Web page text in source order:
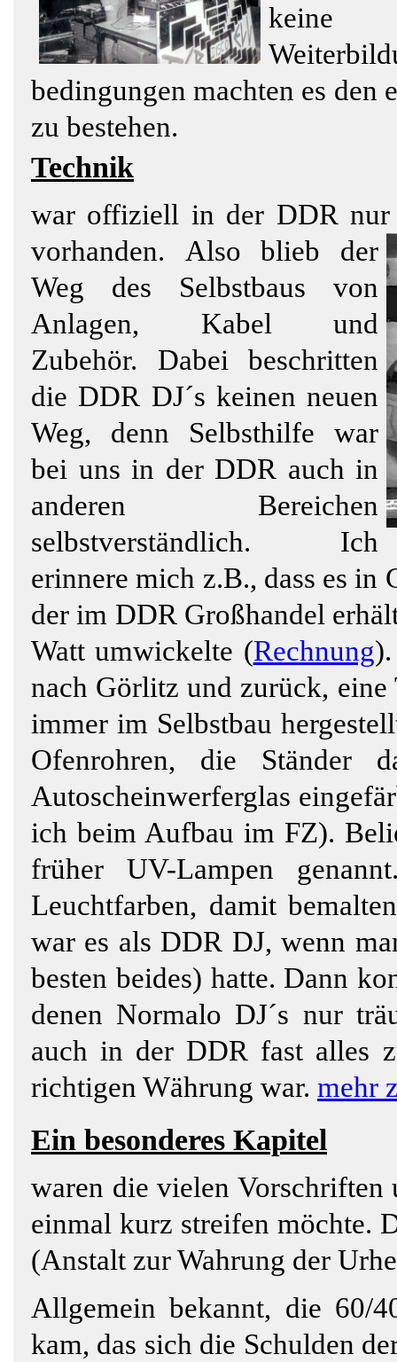
keine
bedingungen machten es den
zu bestehen.
Technik
war offiziell in der DDR nur
vorhanden. Also blieb der
Weg des Selbstbaus von
Anlagen, Kabel und
Zubehör. Dabei beschritten
die DDR DJ´s keinen neuen
Weg, denn Selbsthilfe war
bei uns in der DDR auch in
anderen Bereichen
selbstverständlich. Ich
erinnere mich z.B., dass es in
der im DDR Großhandel
Watt umwickelte (Rechnung
nach Görlitz und zurück, eine
immer im Selbstbau
Ofenrohren, die Ständer
Autoscheinwerferglas
ich beim Aufbau im FZ).
früher UV-Lampen
Leuchtfarben, damit
war es als DDR DJ, wenn
besten beides) hatte. Dann
denen Normalo DJ´s nur
auch in der DDR fast alles
richtigen Währung war. mehr
Ein besonderes Kapitel
waren die vielen
einmal kurz streifen möchte.
(Anstalt zur Wahrung der
Allgemein bekannt, die 60/
kam, das sich die Schulden